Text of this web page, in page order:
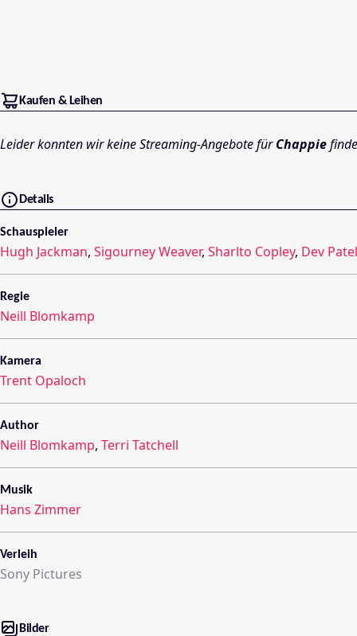
Kaufen & Leihen
Leider konnten wir keine Streaming-Angebote fürChappie
Details
Schauspieler
Hugh Jackman, Sigourney Weaver, Sharlto Copley, Dev Patel
Regie
Neill Blomkamp
Kamera
Trent Opaloch
Author
Neill Blomkamp, Terri Tatchell
Musik
Hans Zimmer
Verleih
Sony Pictures
Bilder